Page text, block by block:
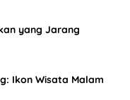
yang Jarang
Ikon Wisata Malam